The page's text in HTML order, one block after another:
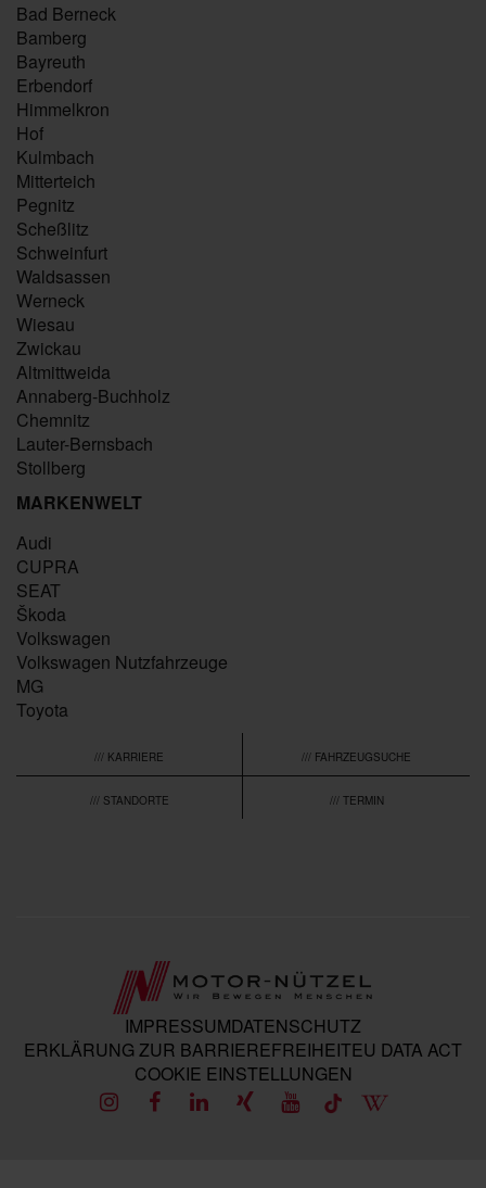
Bad Berneck
Bamberg
Bayreuth
Erbendorf
Himmelkron
Hof
Kulmbach
Mitterteich
Pegnitz
Scheßlitz
Schweinfurt
Waldsassen
Werneck
Wiesau
Zwickau
Altmittweida
Annaberg-Buchholz
Chemnitz
Lauter-Bernsbach
Stollberg
MARKENWELT
Audi
CUPRA
SEAT
Škoda
Volkswagen
Volkswagen Nutzfahrzeuge
MG
Toyota
/// KARRIERE /// FAHRZEUGSUCHE
/// STANDORTE /// TERMIN
IMPRESSUMDATENSCHUTZ
ERKLÄRUNG ZUR BARRIEREFREIHEITEU DATA ACT
COOKIE EINSTELLUNGEN